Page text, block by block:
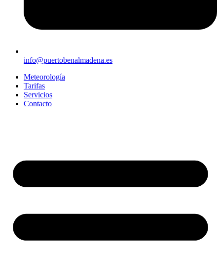
info@puertobenalmadena.es
Meteorología
Tarifas
Servicios
Contacto